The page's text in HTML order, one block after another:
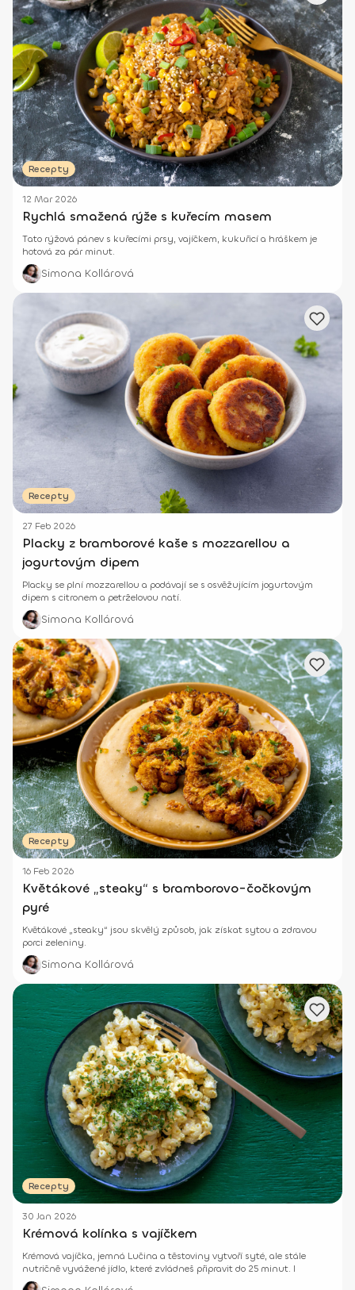
Recepty
12 Mar 2026
Rychlá smažená rýže s kuřecím masem
Tato rýžová pánev s kuřecími prsy, vajíčkem, kukuřicí a hráškem je
hotová za pár minut.
Simona Kollárová
Recepty
27 Feb 2026
Placky z bramborové kaše s mozzarellou a
jogurtovým dipem
Placky se plní mozzarellou a podávají se s osvěžujícím jogurtovým
dipem s citronem a petrželovou natí.
Simona Kollárová
Recepty
16 Feb 2026
Květákové „steaky“ s bramborovo-čočkovým
pyré
Květákové „steaky“ jsou skvělý způsob, jak získat sytou a zdravou
porci zeleniny.
Simona Kollárová
Recepty
30 Jan 2026
Krémová kolínka s vajíčkem
Krémová vajíčka, jemná Lučina a těstoviny vytvoří syté, ale stále
nutričně vyvážené jídlo, které zvládneš připravit do 25 minut. I